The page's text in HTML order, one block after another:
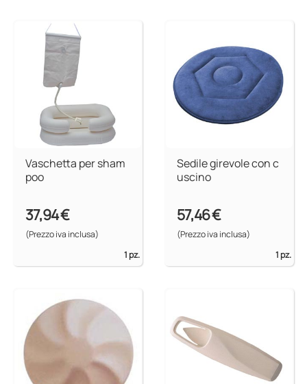
Vaschetta per sham
poo
37,94 €
(Prezzo iva inclusa)
1 pz.
Sedile girevole con c
uscino
57,46 €
(Prezzo iva inclusa)
1 pz.